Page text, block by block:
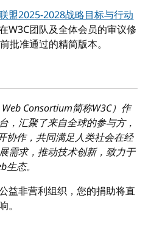
盟2025-2028战略目标与行动
W3C团队及全体会员的审议修
批准通过的精简版本。
Consortium简称W3C）作
，汇聚了来自全球的参与方，
协作，共同满足人类社会在经
需求，推动技术创新，致力于
生态。
益非营利组织，您的捐助将直